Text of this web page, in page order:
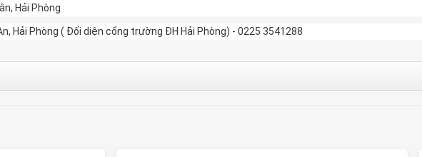
Hải Phòng
Hải Phòng ( Đối diện cổng trường ĐH Hải Phòng) - 0225 3541288